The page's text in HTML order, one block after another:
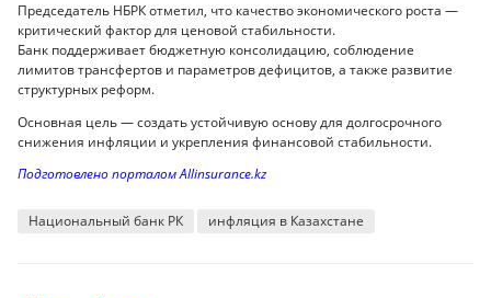
Председатель НБРК отметил, что качество экономического роста —
критический фактор для ценовой стабильности.
Банк поддерживает бюджетную консолидацию, соблюдение
лимитов трансфертов и параметров дефицитов, а также развитие
структурных реформ.
Основная цель — создать устойчивую основу для долгосрочного
снижения инфляции и укрепления финансовой стабильности.
Подготовлено порталом Allinsurance.kz
Национальный банк РК инфляция в Казахстане